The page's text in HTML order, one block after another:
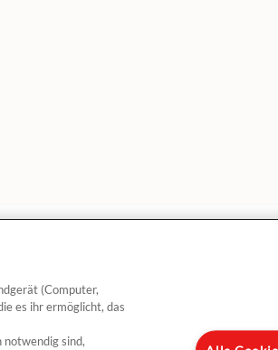
(Computer,
es ihr ermöglicht, das
sind,